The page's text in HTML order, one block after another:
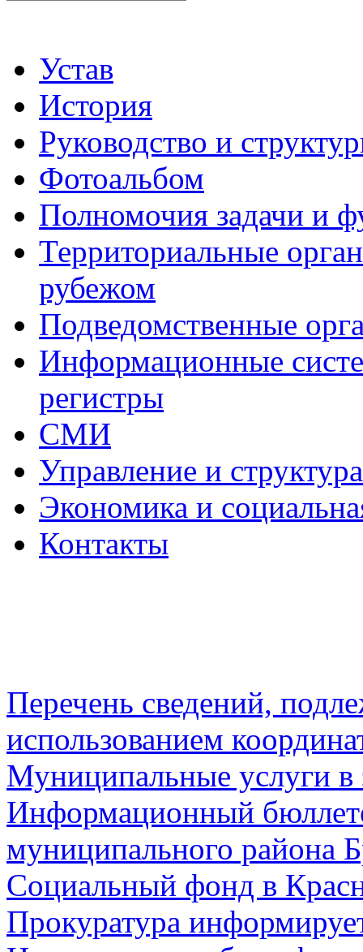
Устав
История
Руководство и
Фотоальбом
Полномочия задачи и
Территориальные
рубежом
Подведомственные
Информационные
регистры
СМИ
Управление и
Экономика и
Контакты
Перечень сведений,
использованием
Муниципальные услуги в
Информационный
муниципального района
Социальный фонд в
Прокуратура